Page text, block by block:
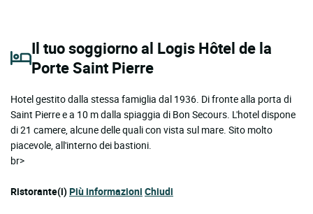
Il tuo soggiorno al Logis Hôtel de la
Porte Saint Pierre
Hotel gestito dalla stessa famiglia dal 1936. Di fronte alla porta di
Saint Pierre e a 10 m dalla spiaggia di Bon Secours. L'hotel dispone
di 21 camere, alcune delle quali con vista sul mare. Sito molto
piacevole, all'interno dei bastioni.
br>
Ristorante(i)Più informazioni Chiudi